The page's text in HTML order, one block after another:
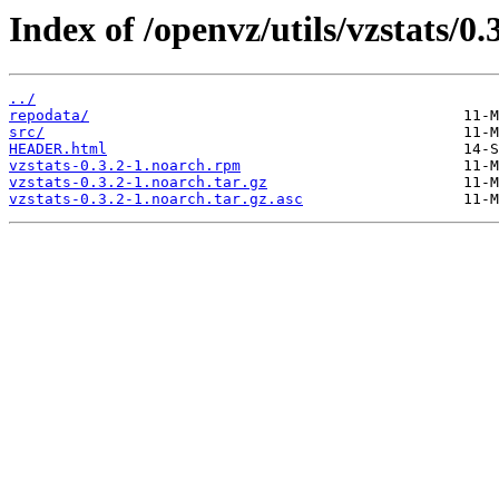
Index of /openvz/utils/vzstats/
../
repodata/
src/
HEADER.html
vzstats-0.3.2-1.noarch.rpm
vzstats-0.3.2-1.noarch.tar.gz
vzstats-0.3.2-1.noarch.tar.gz.asc